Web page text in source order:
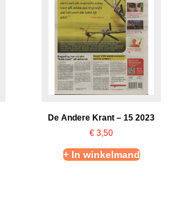
De Andere Krant – 15 2023
€ 3,50
+ In winkelmand